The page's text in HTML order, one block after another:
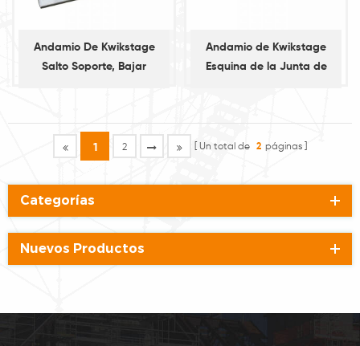
Andamio De Kwikstage
Salto Soporte, Bajar
Andamio de Kwikstage
Esquina de la Junta de
1 2 Un total de 2 páginas
Categorías
Nuevos Productos